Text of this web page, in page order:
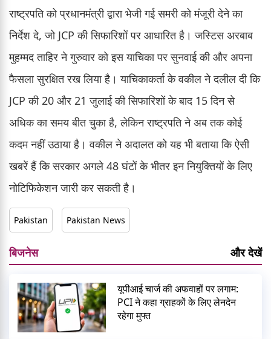
राष्ट्रपति को प्रधानमंत्री द्वारा भेजी गई समरी को मंजूरी देने का
निर्देश दे, जो JCP की सिफारिशों पर आधारित है। जस्टिस अरबाब
मुहम्मद ताहिर ने गुरुवार को इस याचिका पर सुनवाई की और अपना
फैसला सुरक्षित रख लिया है। याचिकाकर्ता के वकील ने दलील दी कि
JCP की 20 और 21 जुलाई की सिफारिशों के बाद 15 दिन से
अधिक का समय बीत चुका है, लेकिन राष्ट्रपति ने अब तक कोई
कदम नहीं उठाया है। वकील ने अदालत को यह भी बताया कि ऐसी
खबरें हैं कि सरकार अगले 48 घंटों के भीतर इन नियुक्तियों के लिए
नोटिफिकेशन जारी कर सकती है।
Pakistan Pakistan News
बिजनेस और देखें
यूपीआई चार्ज की अफवाहों पर लगाम:
PCI ने कहा ग्राहकों के लिए लेनदेन
रहेगा मुफ्त